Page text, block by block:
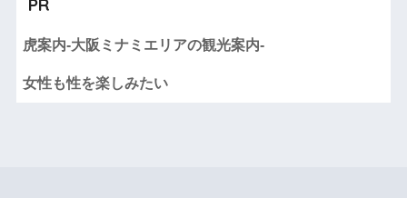
虎案内-大阪ミナミエリアの観光案内-
女性も性を楽しみたい